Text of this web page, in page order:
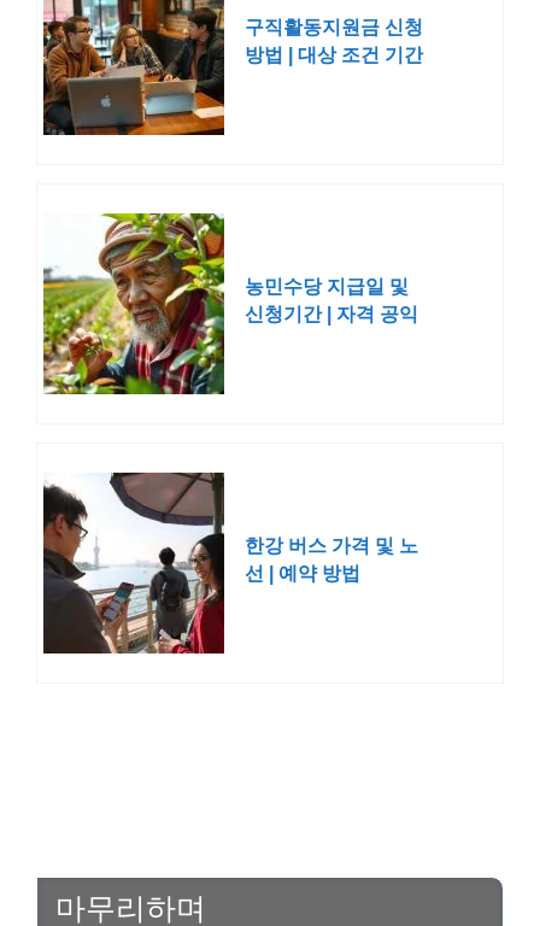
구직활동지원금 신청
방법 | 대상 조건 기간
농민수당 지급일 및
신청기간 | 자격 공익
한강 버스 가격 및 노
선 | 예약 방법
마무리하며